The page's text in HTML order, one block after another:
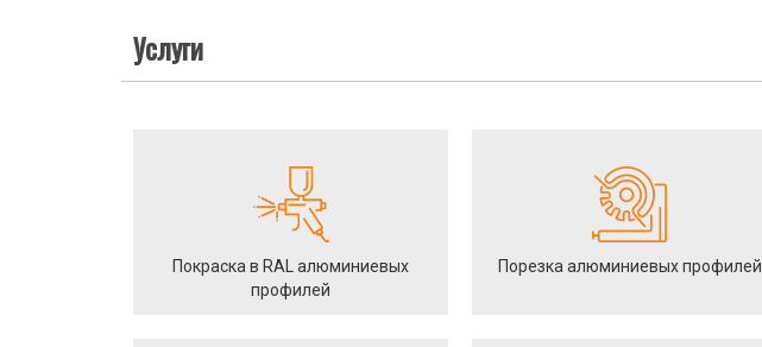
Услуги
Покраска в RAL алюминиевых
профилей
Порезка алюминиевых профилей